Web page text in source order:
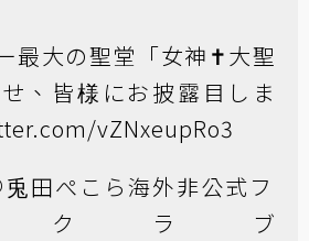
最大の聖堂「女神✝大聖
、皆様にお披露目しま
vZNxeupRo3
田ぺこら海外非公式フ
クラブ